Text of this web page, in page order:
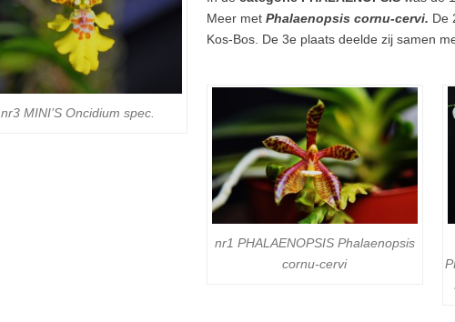
nr3 MINI’S Oncidium spec.
Meer met Phalaenopsis cornu-cervi. De
Kos-Bos. De 3e plaats deelde zij samen
nr1 PHALAENOPSIS Phalaenopsis
cornu-cervi